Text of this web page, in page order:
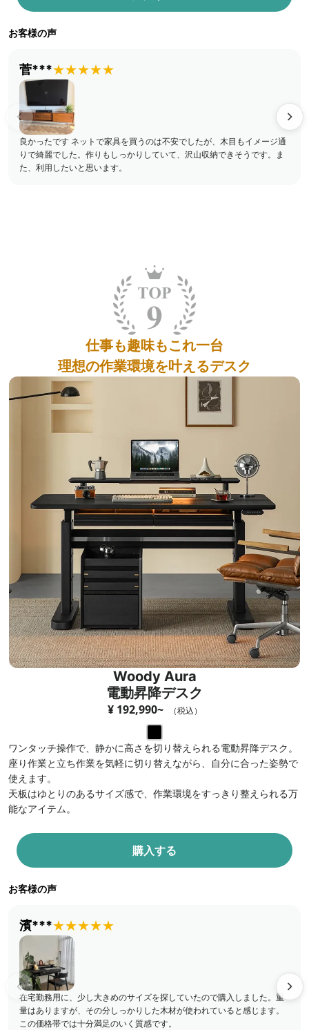
お客様の声
菅***★★★★★
良かったです ネットで家具を買うのは不安でしたが、木目もイメージ通
りで綺麗でした。作りもしっかりしていて、沢山収納できそうです。ま
た、利用したいと思います。
仕事も趣味もこれ一台
理想の作業環境を叶えるデスク
Woody Aura
電動昇降デスク
¥ 192,990~ （税込）
ワンタッチ操作で、静かに高さを切り替えられる電動昇降デスク。
座り作業と立ち作業を気軽に切り替えながら、自分に合った姿勢で
使えます。
天板はゆとりのあるサイズ感で、作業環境をすっきり整えられる万
能なアイテム。
お客様の声
濱***★★★★★
在宅勤務用に、少し大きめのサイズを探していたので購入しました。重
量はありますが、その分しっかりした木材が使われていると感じます。
この価格帯では十分満足のいく質感です。
購入する